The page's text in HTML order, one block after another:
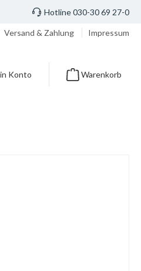
Hotline 030-30 69 27-0
Versand & Zahlung Impressum
Konto Warenkorb